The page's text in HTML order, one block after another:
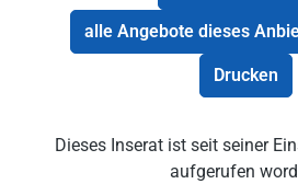
alle Angebote dieses
Drucken
Dieses Inserat ist seit seiner
aufgerufen